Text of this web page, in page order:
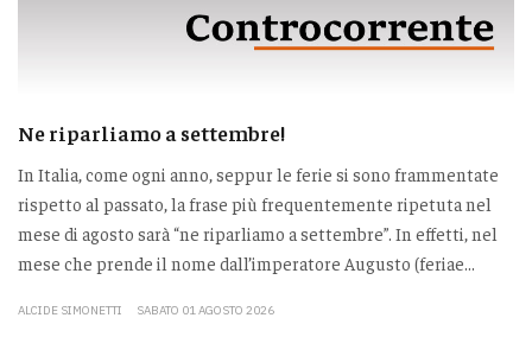
Ne riparliamo a settembre!
In Italia, come ogni anno, seppur le ferie si sono frammentate
rispetto al passato, la frase più frequentemente ripetuta nel
mese di agosto sarà “ne riparliamo a settembre”. In effetti, nel
mese che prende il nome dall’imperatore Augusto (feriae...
ALCIDE SIMONETTI SABATO 01 AGOSTO 2026